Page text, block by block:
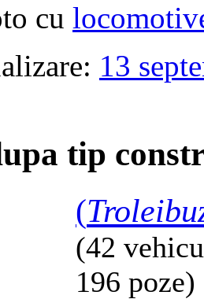
cu
13
tip
(
(42
196 poze)